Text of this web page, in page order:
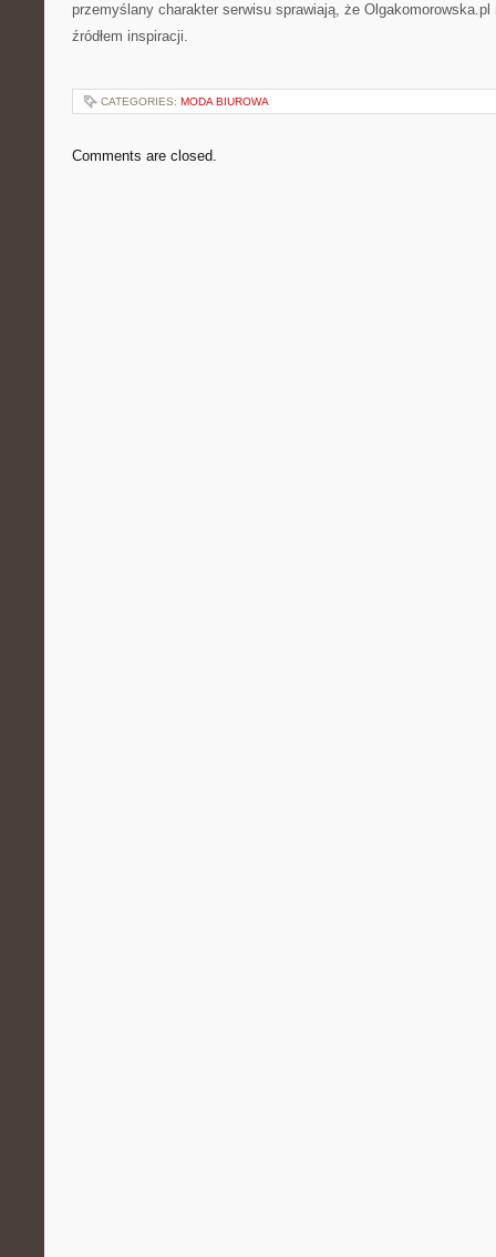
przemyślany charakter serwisu sprawiają, że
źródłem inspiracji.
CATEGORIES: MODA BIUROWA
Comments are closed.